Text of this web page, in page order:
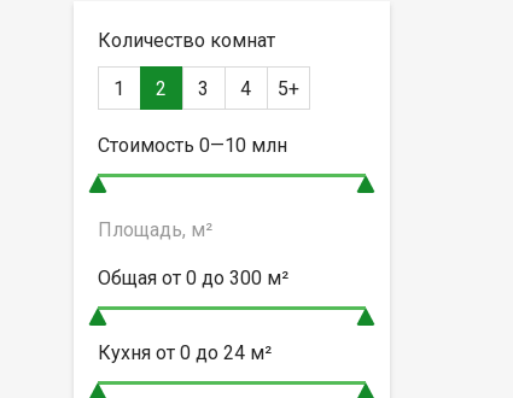
Количество комнат
1 2 3 4 5+
Стоимость 0—10млн
Площадь, м²
Общая от 0 до 300м²
Кухня от 0 до 24м²